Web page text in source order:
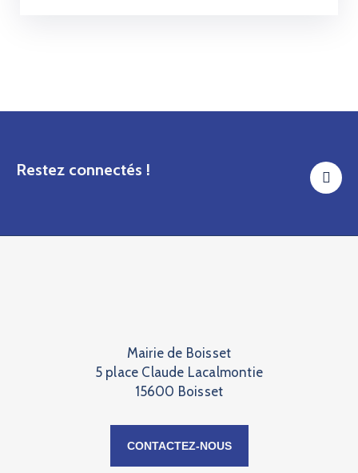
Restez connectés !
Mairie de Boisset
5 place Claude Lacalmontie
15600 Boisset
CONTACTEZ-NOUS